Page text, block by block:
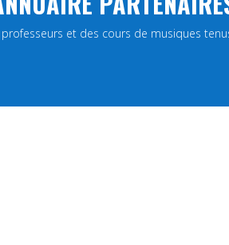
et des cours de musiques